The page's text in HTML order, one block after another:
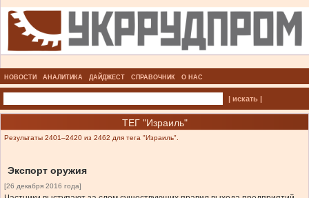
НОВОСТИ АНАЛИТИКА ДАЙДЖЕСТ СПРАВОЧНИК О НАС
| искать |
ТЕГ "Израиль"
Результаты 2401–2420 из 2462 для тега "Израиль".
Экспорт оружия
[26 декабря 2016 года]